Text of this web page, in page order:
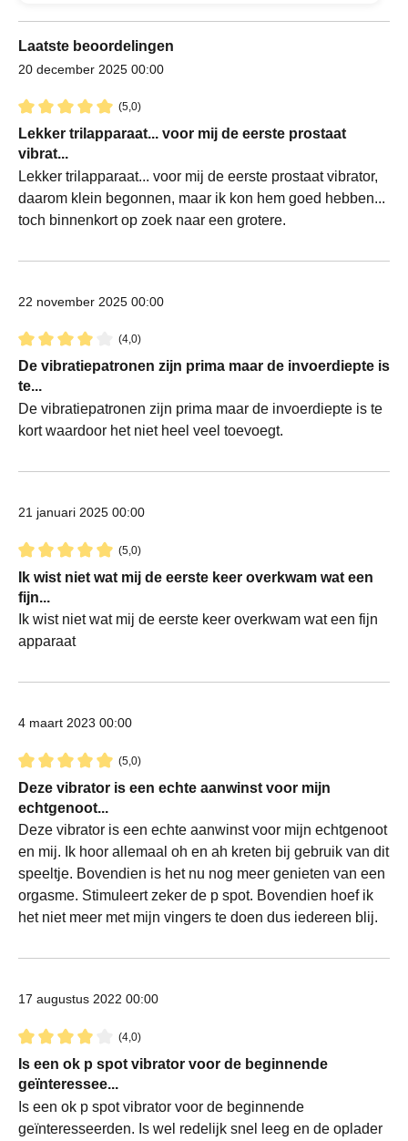
Laatste beoordelingen
20 december 2025 00:00
(5,0)
Recensie met een waardering van 5 van de 5 sterren
Lekker trilapparaat... voor mij de eerste prostaat
vibrat...
Lekker trilapparaat... voor mij de eerste prostaat vibrator,
daarom klein begonnen, maar ik kon hem goed hebben...
toch binnenkort op zoek naar een grotere.
22 november 2025 00:00
(4,0)
Recensie met een waardering van 4 van de 5 sterren
De vibratiepatronen zijn prima maar de invoerdiepte is
te...
De vibratiepatronen zijn prima maar de invoerdiepte is te
kort waardoor het niet heel veel toevoegt.
21 januari 2025 00:00
(5,0)
Recensie met een waardering van 5 van de 5 sterren
Ik wist niet wat mij de eerste keer overkwam wat een
fijn...
Ik wist niet wat mij de eerste keer overkwam wat een fijn
apparaat
4 maart 2023 00:00
(5,0)
Recensie met een waardering van 5 van de 5 sterren
Deze vibrator is een echte aanwinst voor mijn
echtgenoot...
Deze vibrator is een echte aanwinst voor mijn echtgenoot
en mij. Ik hoor allemaal oh en ah kreten bij gebruik van dit
speeltje. Bovendien is het nu nog meer genieten van een
orgasme. Stimuleert zeker de p spot. Bovendien hoef ik
het niet meer met mijn vingers te doen dus iedereen blij.
17 augustus 2022 00:00
(4,0)
Recensie met een waardering van 4 van de 5 sterren
Is een ok p spot vibrator voor de beginnende
geïnteressee...
Is een ok p spot vibrator voor de beginnende
geïnteresseerden. Is wel redelijk snel leeg en de oplader